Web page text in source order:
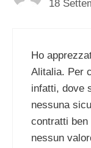
18
Ho
Alitalia. Per
infatti, dove
nessuna
contratti
nessun